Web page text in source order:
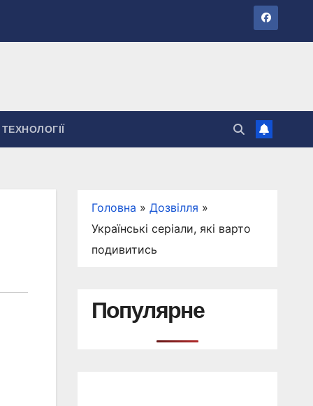
ТЕХНОЛОГІЇ
Головна » Дозвілля »
Українські серіали, які варто
подивитись
Популярне